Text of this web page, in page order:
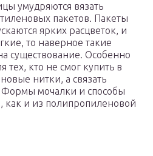
умудряются вязать
пакетов. Пакеты
ярких расцветок, и
то наверное такие
существование. Особенно
тех, кто не смог купить в
нитки, а связать
Формы мочалки и способы
как и из полипропиленовой